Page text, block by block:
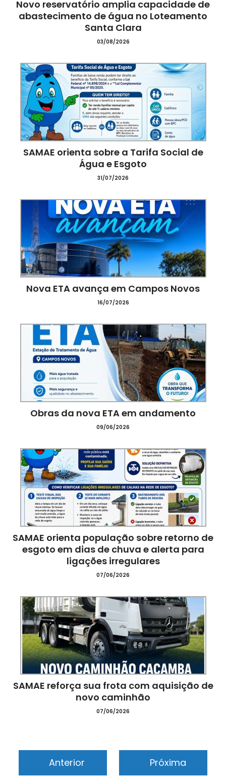
Novo reservatório amplia capacidade de
abastecimento de água no Loteamento
Santa Clara
03/08/2026
SAMAE orienta sobre a Tarifa Social de
Água e Esgoto
31/07/2026
Nova ETA avança em Campos Novos
16/07/2026
Obras da nova ETA em andamento
09/06/2026
SAMAE orienta população sobre retorno de
esgoto em dias de chuva e alerta para
ligações irregulares
07/06/2026
SAMAE reforça sua frota com aquisição de
novo caminhão
07/06/2026
Anterior Próxima